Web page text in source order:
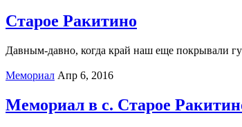
Старое Ракитино
Давным-давно, когда край наш еще покрывали
Мемориал Апр 6, 2016
Мемориал в с. Старое